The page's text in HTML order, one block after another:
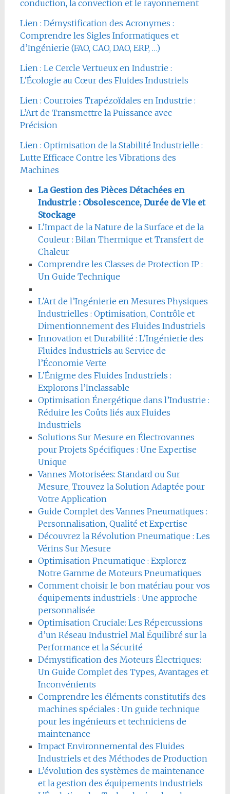
conduction, la convection et le rayonnement
Lien : Démystification des Acronymes :
Comprendre les Sigles Informatiques et
d’Ingénierie (FAO, CAO, DAO, ERP, …)
Lien : Le Cercle Vertueux en Industrie :
L’Écologie au Cœur des Fluides Industriels
Lien : Courroies Trapézoïdales en Industrie :
L’Art de Transmettre la Puissance avec
Précision
Lien : Optimisation de la Stabilité Industrielle :
Lutte Efficace Contre les Vibrations des
Machines
La Gestion des Pièces Détachées en
Industrie : Obsolescence, Durée de Vie et
Stockage
L’Impact de la Nature de la Surface et de la
Couleur : Bilan Thermique et Transfert de
Chaleur
Comprendre les Classes de Protection IP :
Un Guide Technique
L’Art de l’Ingénierie en Mesures Physiques
Industrielles : Optimisation, Contrôle et
Dimentionnement des Fluides Industriels
Innovation et Durabilité : L’Ingénierie des
Fluides Industriels au Service de
l’Économie Verte
L’Énigme des Fluides Industriels :
Explorons l’Inclassable
Optimisation Énergétique dans l’Industrie :
Réduire les Coûts liés aux Fluides
Industriels
Solutions Sur Mesure en Électrovannes
pour Projets Spécifiques : Une Expertise
Unique
Vannes Motorisées: Standard ou Sur
Mesure, Trouvez la Solution Adaptée pour
Votre Application
Guide Complet des Vannes Pneumatiques :
Personnalisation, Qualité et Expertise
Découvrez la Révolution Pneumatique : Les
Vérins Sur Mesure
Optimisation Pneumatique : Explorez
Notre Gamme de Moteurs Pneumatiques
Comment choisir le bon matériau pour vos
équipements industriels : Une approche
personnalisée
Optimisation Cruciale: Les Répercussions
d’un Réseau Industriel Mal Équilibré sur la
Performance et la Sécurité
Démystification des Moteurs Électriques:
Un Guide Complet des Types, Avantages et
Inconvénients
Comprendre les éléments constitutifs des
machines spéciales : Un guide technique
pour les ingénieurs et techniciens de
maintenance
Impact Environnemental des Fluides
Industriels et des Méthodes de Production
L’évolution des systèmes de maintenance
et la gestion des équipements industriels